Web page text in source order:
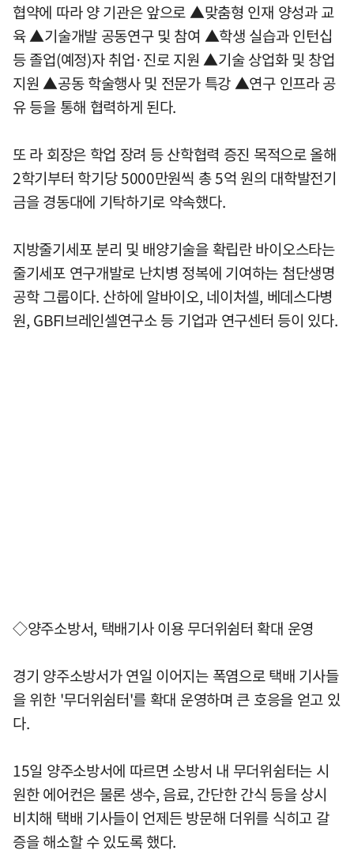
협약에 따라 양 기관은 앞으로 ▲맞춤형 인재 양성과 교
육 ▲기술개발 공동연구 및 참여 ▲학생 실습과 인턴십
등 졸업(예정)자 취업·진로 지원 ▲기술 상업화 및 창업
지원 ▲공동 학술행사 및 전문가 특강 ▲연구 인프라 공
유 등을 통해 협력하게 된다.
또 라 회장은 학업 장려 등 산학협력 증진 목적으로 올해
2학기부터 학기당 5000만원씩 총 5억 원의 대학발전기
금을 경동대에 기탁하기로 약속했다.
지방줄기세포 분리 및 배양기술을 확립란 바이오스타는
줄기세포 연구개발로 난치병 정복에 기여하는 첨단생명
공학 그룹이다. 산하에 알바이오, 네이처셀, 베데스다병
원, GBFI브레인셀연구소 등 기업과 연구센터 등이 있다.
◇양주소방서, 택배기사 이용 무더위쉼터 확대 운영
경기 양주소방서가 연일 이어지는 폭염으로 택배 기사들
을 위한 '무더위쉼터'를 확대 운영하며 큰 호응을 얻고 있
다.
15일 양주소방서에 따르면 소방서 내 무더위쉼터는 시
원한 에어컨은 물론 생수, 음료, 간단한 간식 등을 상시
비치해 택배 기사들이 언제든 방문해 더위를 식히고 갈
증을 해소할 수 있도록 했다.